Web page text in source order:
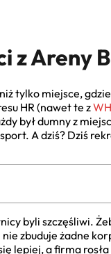
Areny
tylko miejsce,
HR (nawet te z
był dumny z
A dziś? Dziś
byli szczęśliwi.
zbuduje żadne
lepiej, a firma